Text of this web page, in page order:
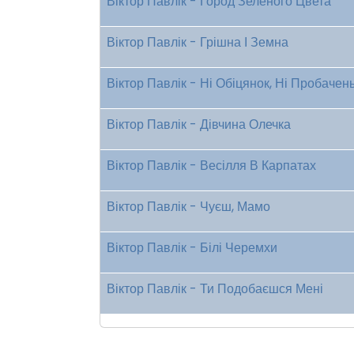
Віктор Павлік - Грішна І Земна
Віктор Павлік - Ні Обіцянок, Ні
Віктор Павлік - Дівчина Олечка
Віктор Павлік - Весілля В Карпатах
Віктор Павлік - Чуєш, Мамо
Віктор Павлік - Білі Черемхи
Віктор Павлік - Ти Подобаєшся Мені